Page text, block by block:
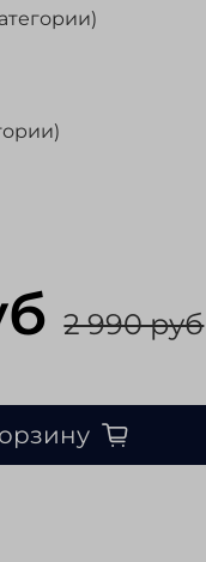
2 990 руб